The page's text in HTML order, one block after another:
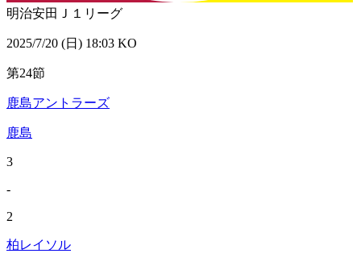
明治安田Ｊ１リーグ
2025/7/20 (日) 18:03 KO
第24節
鹿島アントラーズ
鹿島
3
-
2
柏レイソル